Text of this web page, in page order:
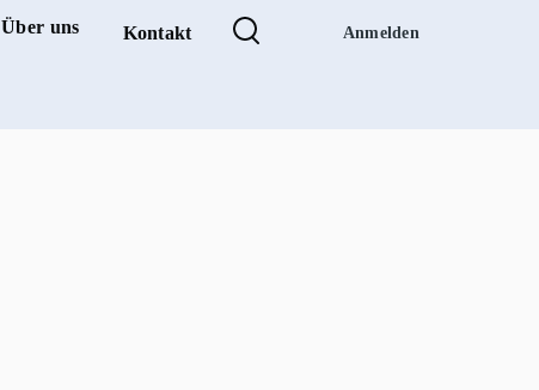
Über uns Kontakt Anmelden